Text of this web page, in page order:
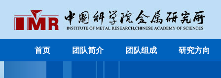
首页 团队简介 团队组成 研究方向